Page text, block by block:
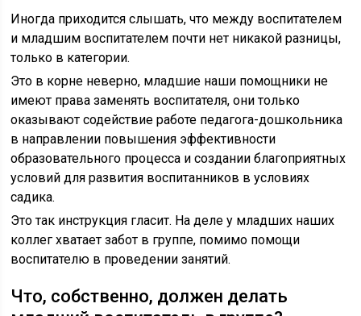
Иногда приходится слышать, что между воспитателем
и младшим воспитателем почти нет никакой разницы,
только в категории.
Это в корне неверно, младшие наши помощники не
имеют права заменять воспитателя, они только
оказывают содействие работе педагога-дошкольника
в направлении повышения эффективности
образовательного процесса и создании благоприятных
условий для развития воспитанников в условиях
садика.
Это так инструкция гласит. На деле у младших наших
коллег хватает забот в группе, помимо помощи
воспитателю в проведении занятий.
Что, собственно, должен делать